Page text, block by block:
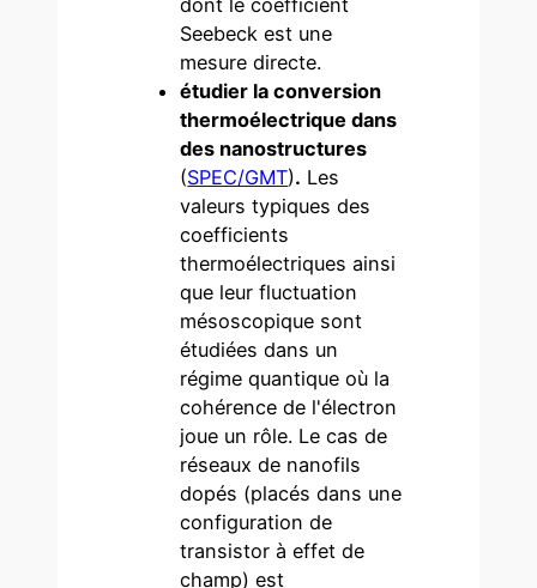
Seebeck est une
mesure directe.
étudier la conversion
thermoélectrique dans
des nanostructures
(SPEC/GMT). Les
valeurs typiques des
coefficients
thermoélectriques ainsi
que leur fluctuation
mésoscopique sont
étudiées dans un
régime quantique où la
cohérence de l'électron
joue un rôle. Le cas de
réseaux de nanofils
dopés (placés dans une
configuration de
transistor à effet de
champ) est